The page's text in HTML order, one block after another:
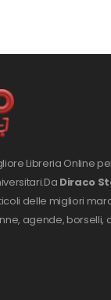
Libreria Online
Da Diraco
delle migliori
agende, borselli,